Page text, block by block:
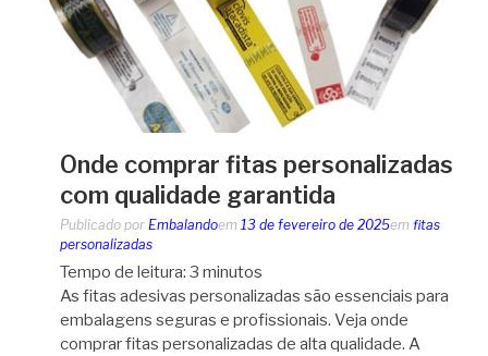
Onde comprar fitas personalizadas
com qualidade garantida
Publicado por Embalandoem 13 de fevereiro de 2025em fitas
personalizadas
Tempo de leitura: 3 minutos
As fitas adesivas personalizadas são essenciais para
embalagens seguras e profissionais. Veja onde
comprar fitas personalizadas de alta qualidade. A